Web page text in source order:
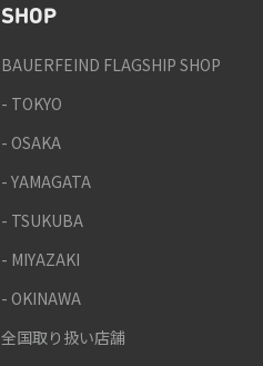
SHOP
BAUERFEIND FLAGSHIP SHOP
- TOKYO
- OSAKA
- YAMAGATA
- TSUKUBA
- MIYAZAKI
- OKINAWA
全国取り扱い店舗